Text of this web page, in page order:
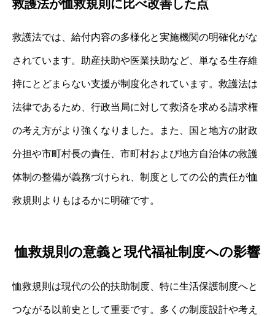
救護法が恤救規則に比べ改善した点
救護法では、給付内容の多様化と実施機関の明確化がな
されています。助産扶助や医業扶助など、単なる生存維
持にとどまらない支援が制度化されています。救護法は
法律であるため、行政当局に対して救済を求める請求権
の考え方がより強くなりました。また、国と地方の財政
分担や市町村長の責任、市町村および地方自治体の救護
体制の整備が義務づけられ、制度としての公的責任が恤
救規則よりもはるかに明確です。
恤救規則の意義と現代福祉制度への影響
恤救規則は現代の公的扶助制度、特に生活保護制度へと
つながる以前史として重要です。多くの制度設計や考え